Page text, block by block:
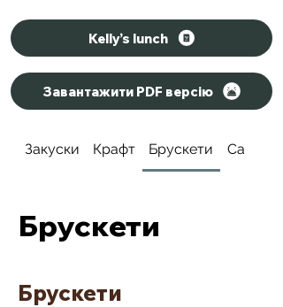
Kelly’s lunch
Завантажити PDF версію
Закуски Крафт Брускети Салати
Брускети
Брускети